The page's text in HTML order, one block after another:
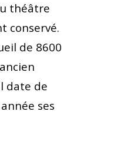
théâtre
conservé.
de 8600
date de
ses